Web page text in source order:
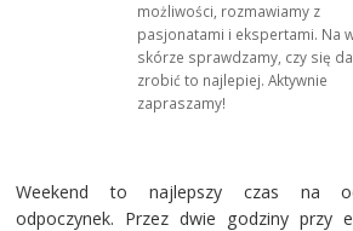
możliwości, rozmawiamy z
pasjonatami i ekspertami. Na
skórze sprawdzamy, czy się
zrobić to najlepiej. Aktywnie
zapraszamy!
Weekend to najlepszy czas na
odpoczynek. Przez dwie godziny przy